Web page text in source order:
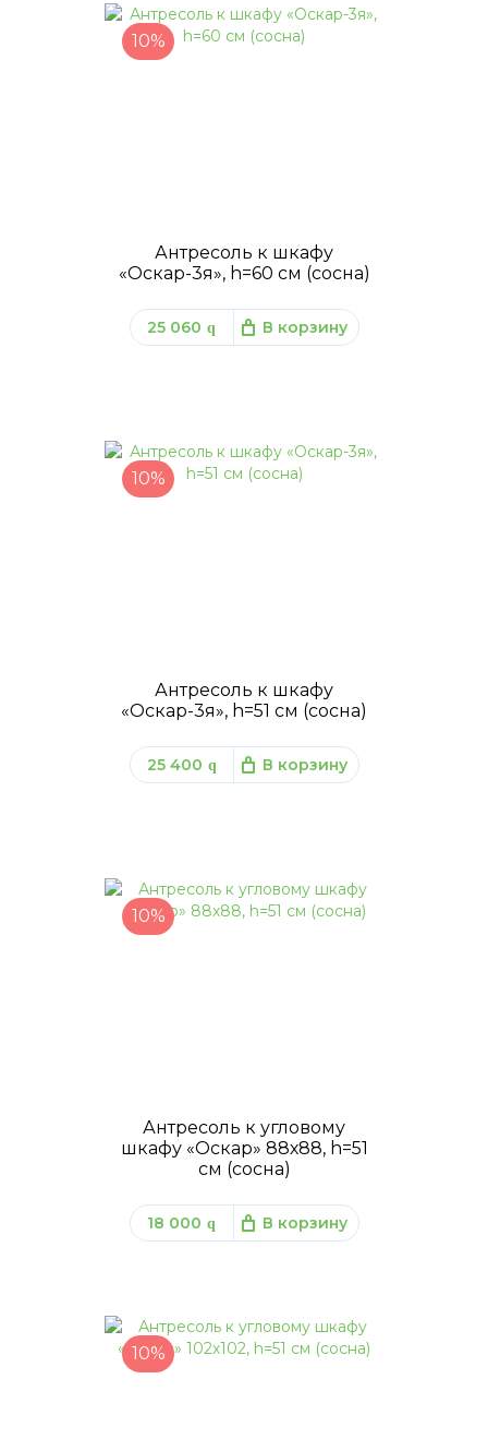
10%
Антресоль к шкафу
«Оскар-3я», h=60 см (сосна)
25 060 q В корзину
10%
Антресоль к шкафу
«Оскар-3я», h=51 см (сосна)
25 400 q В корзину
10%
Антресоль к угловому
шкафу «Оскар» 88х88, h=51
см (сосна)
18 000 q В корзину
10%